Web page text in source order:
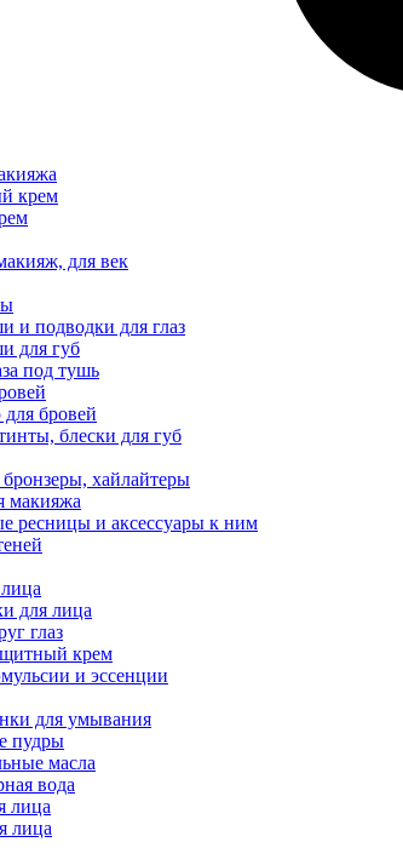
крем
для век
и подводки для глаз
для губ
под тушь
бровей
блески для губ
хайлайтеры
макияжа
ресницы и аксессуары к ним
для лица
глаз
крем
и эссенции
для умывания
пудры
масла
вода
лица
лица